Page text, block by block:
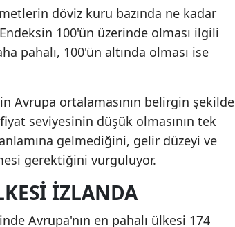
döviz kuru bazında ne kadar
100'ün üzerinde olması ilgili
pahalı, 100'ün altında olması ise
Avrupa ortalamasının belirgin şekilde
seviyesinin düşük olmasının tek
gelmediğini, gelir düzeyi ve
gerektiğini vurguluyor.
İZLANDA
Avrupa'nın en pahalı ülkesi 174